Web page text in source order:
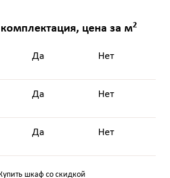
цена за м2
Да Нет
Да Нет
Да Нет